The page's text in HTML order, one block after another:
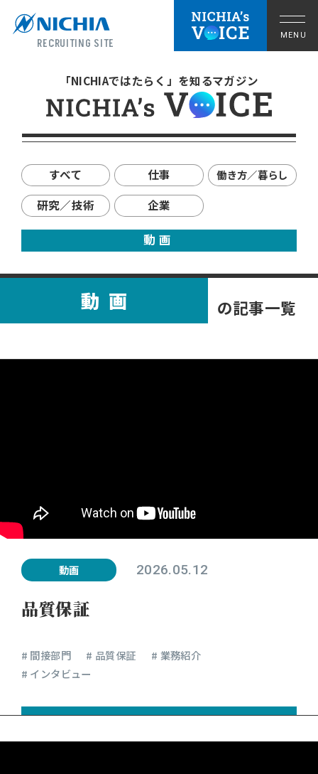
RECRUITING SITE
「NICHIAではたらく」を知るマガジン
すべて 仕事 働き方／暮らし
研究／技術 企業
動画
動画 の記事一覧
動画 2026.05.12
品質保証
# 間接部門 # 品質保証
# 業務紹介
# インタビュー
女性活躍推進プロジェクト